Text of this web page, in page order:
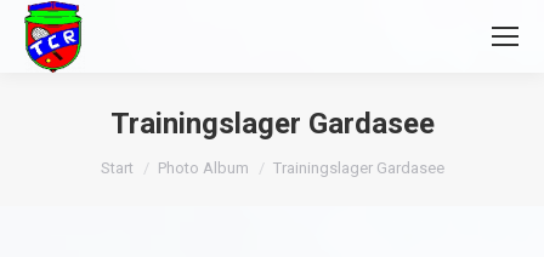
Trainingslager Gardasee
Sie befinden sich hier:
Start Photo Album Trainingslager Gardasee